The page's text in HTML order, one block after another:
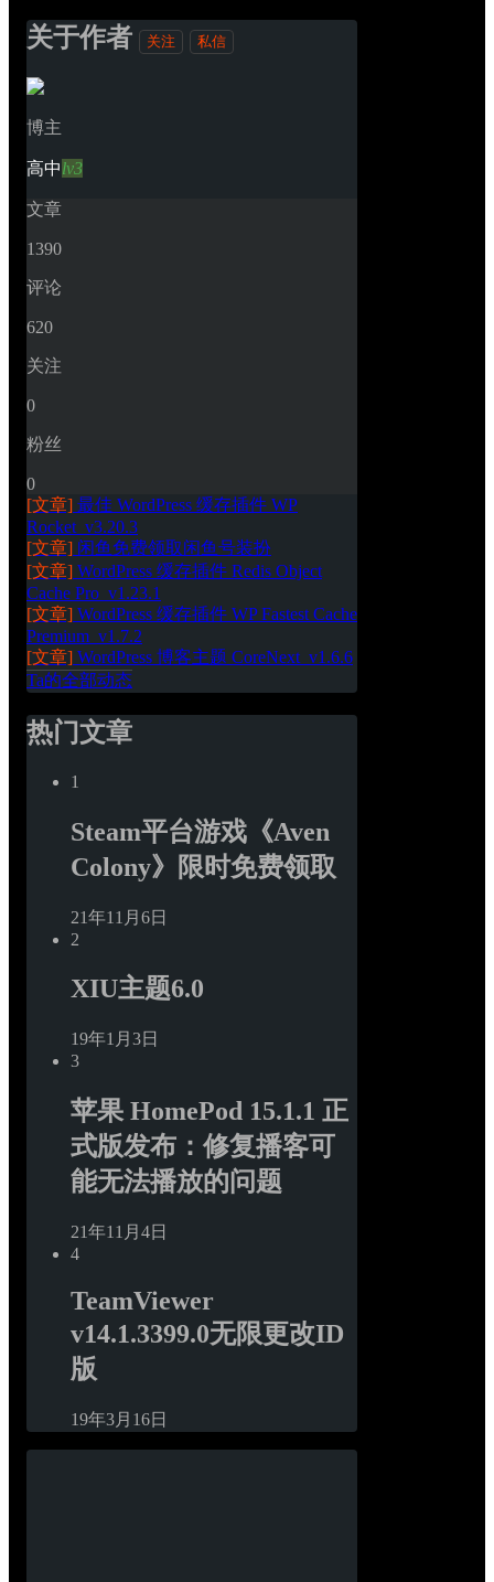
关于作者 关注 私信
博主
高中lv3
文章
1390
评论
620
关注
0
粉丝
0
[文章] 最佳 WordPress 缓存插件 WP
Rocket_v3.20.3
[文章] 闲鱼免费领取闲鱼号装扮
[文章] WordPress 缓存插件 Redis Object
Cache Pro_v1.23.1
[文章] WordPress 缓存插件 WP Fastest Cache
Premium_v1.7.2
[文章] WordPress 博客主题 CoreNext_v1.6.6
Ta的全部动态
热门文章
1
Steam平台游戏《Aven
Colony》限时免费领取
21年11月6日
2
XIU主题6.0
19年1月3日
3
苹果 HomePod 15.1.1 正
式版发布：修复播客可
能无法播放的问题
21年11月4日
4
TeamViewer
v14.1.3399.0无限更改ID
版
19年3月16日